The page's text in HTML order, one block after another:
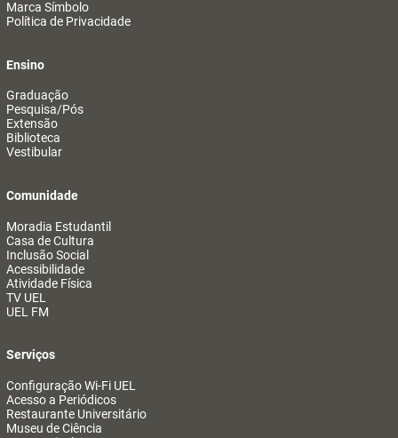
Marca Símbolo
Política de Privacidade
Ensino
Graduação
Pesquisa/Pós
Extensão
Biblioteca
Vestibular
Comunidade
Moradia Estudantil
Casa de Cultura
Inclusão Social
Acessibilidade
Atividade Física
TV UEL
UEL FM
Serviços
Configuração Wi-Fi UEL
Acesso a Periódicos
Restaurante Universitário
Museu de Ciência